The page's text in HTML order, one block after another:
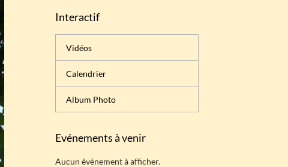
Interactif
Vidéos
Calendrier
Album Photo
Evénements à venir
Aucun évènement à afficher.